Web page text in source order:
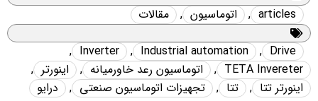
articles
, اتوماسیون , مقالات
Drive
,
Industrial automation
,
Inverter
,
TETA Invereter
, اتوماسیون رعد خاورمیانه , اینورتر ,
اینورتر تتا , تتا , تجهیزات اتوماسیون صنعتی , درایو